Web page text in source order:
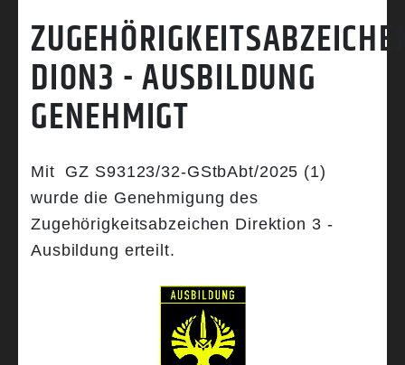
DION3 - AUSBILDUNG
GENEHMIGT
Mit GZ S93123/32-GStbAbt/2025 (1)
wurde die Genehmigung des
Zugehörigkeitsabzeichen Direktion 3 -
Ausbildung erteilt.